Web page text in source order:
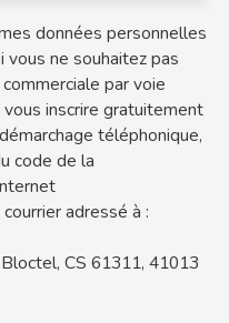
données personnelles
vous ne souhaitez pas
par voie
inscrire gratuitement
téléphonique,
code de la
adressé à :
CS 61311, 41013